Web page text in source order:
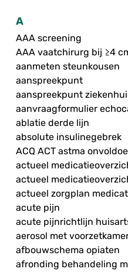
A
AAA screening
AAA vaatchirurg bij ≥4
aanmeten steunkousen
aanspreekpunt
aanspreekpunt
aanvraagformulier
ablatie derde lijn
absolute insulinegebrek
ACQ ACT astma
actueel
actueel
actueel zorgplan
acute pijn
acute pijnrichtlijn
aerosol met
afbouwschema opiaten
afronding behandeling